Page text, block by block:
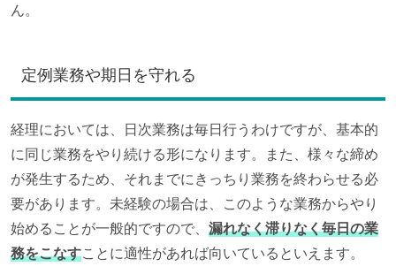
ん。
定例業務や期日を守れる
経理においては、日次業務は毎日行うわけですが、基本的
に同じ業務をやり続ける形になります。また、様々な締め
が発生するため、それまでにきっちり業務を終わらせる必
要があります。未経験の場合は、このような業務からやり
始めることが一般的ですので、 漏れなく滞りなく毎日の業
務をこなすことに適性があれば向いているといえます。